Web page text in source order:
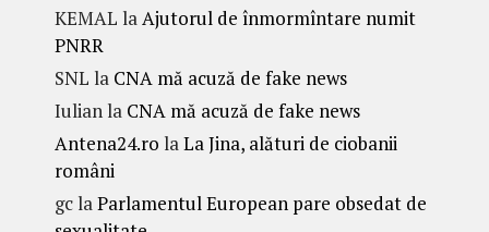
KEMAL laAjutorul de înmormîntare numit
PNRR
SNL la CNA mă acuză de fake news
Iulianla CNA mă acuză de fake news
Antena24.ro laLa Jina, alături de ciobanii
români
gclaParlamentul European pare obsedat de